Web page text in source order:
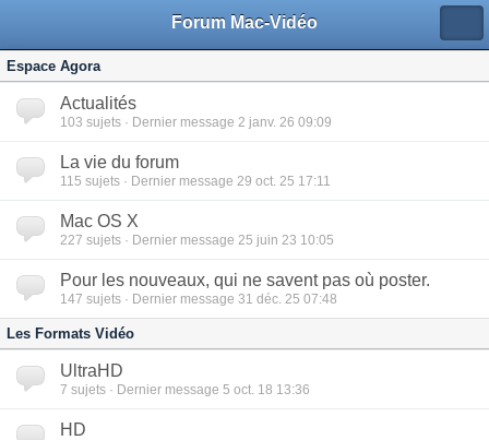
Forum Mac-Vidéo
Espace Agora
Actualités
103 sujets · Dernier message 2 janv. 26 09:09
La vie du forum
115 sujets · Dernier message 29 oct. 25 17:11
Mac OS X
227 sujets · Dernier message 25 juin 23 10:05
Pour les nouveaux, qui ne savent pas où poster.
147 sujets · Dernier message 31 déc. 25 07:48
Les Formats Vidéo
UltraHD
7 sujets · Dernier message 5 oct. 18 13:36
HD